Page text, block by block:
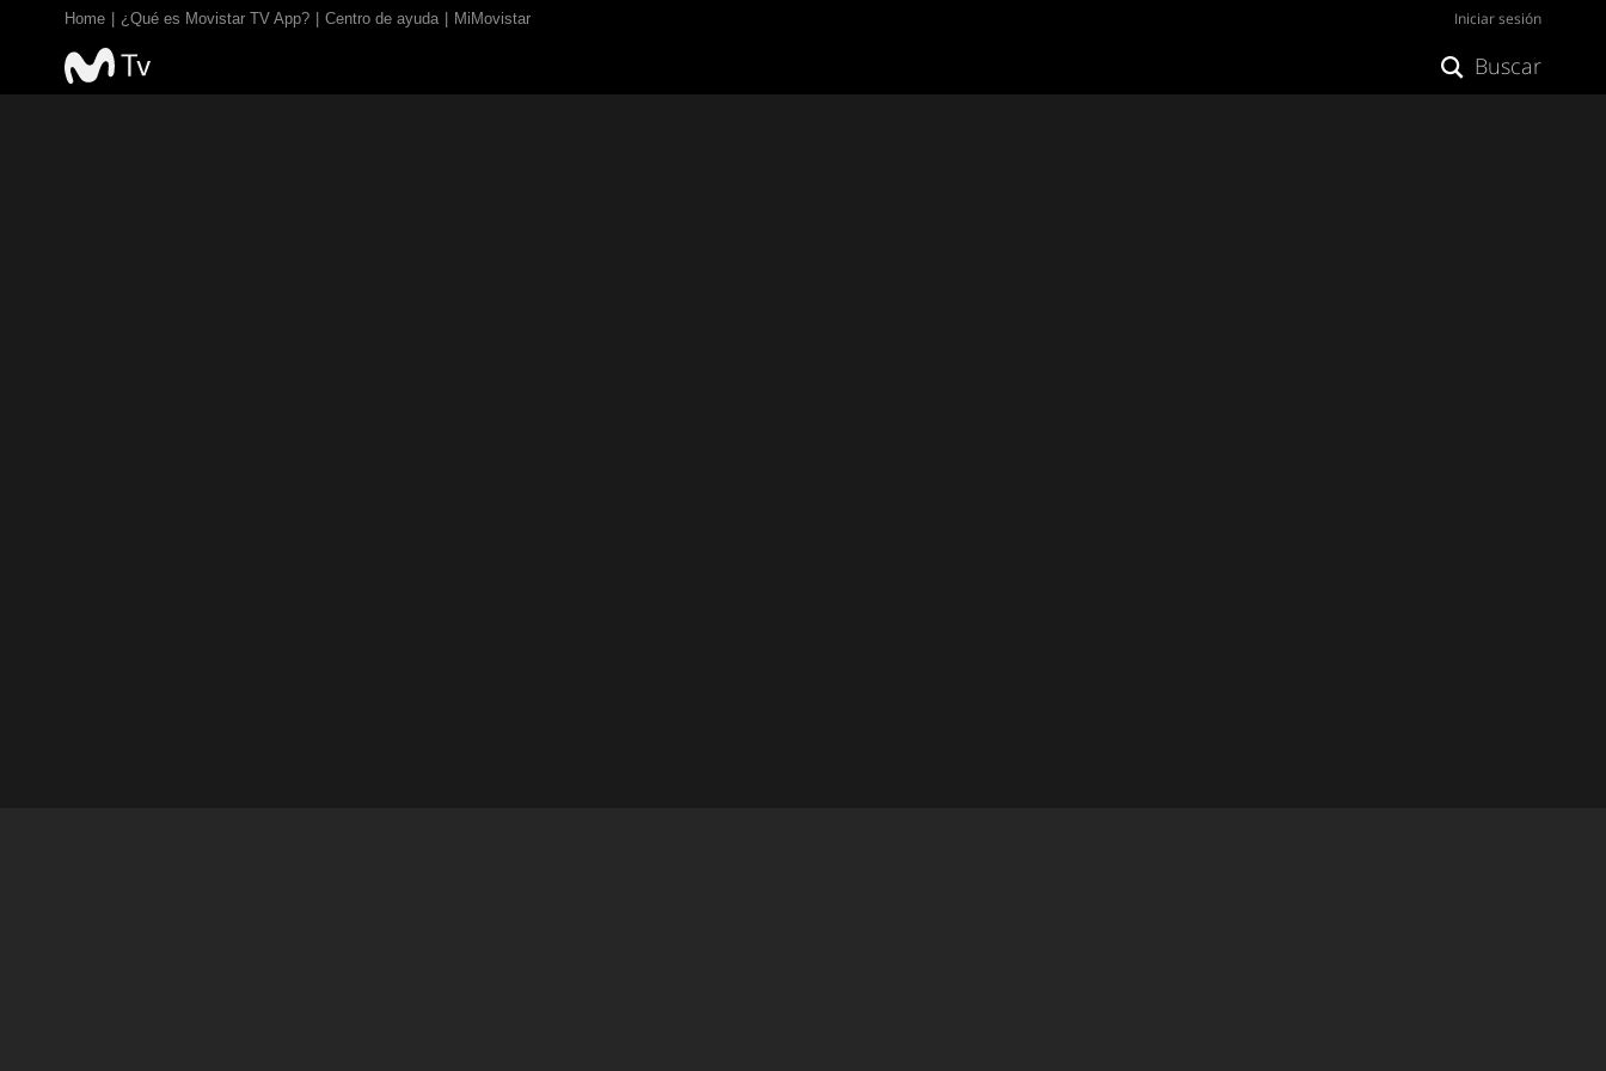
Home ¿Qué es Movistar TV App? Centro de ayuda MiMovistar Iniciar sesión
Buscar